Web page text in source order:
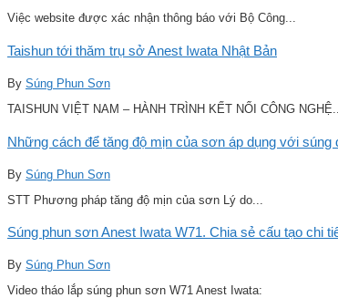
Việc website được xác nhận thông báo với Bộ Công...
Taishun tới thăm trụ sở Anest Iwata Nhật Bản
By Súng Phun Sơn
TAISHUN VIỆT NAM – HÀNH TRÌNH KẾT NỐI CÔNG NGHỆ...
Những cách để tăng độ mịn của sơn áp dụng với súng
By Súng Phun Sơn
STT Phương pháp tăng độ mịn của sơn Lý do...
Súng phun sơn Anest Iwata W71. Chia sẻ cấu tạo chi
By Súng Phun Sơn
Video tháo lắp súng phun sơn W71 Anest Iwata: